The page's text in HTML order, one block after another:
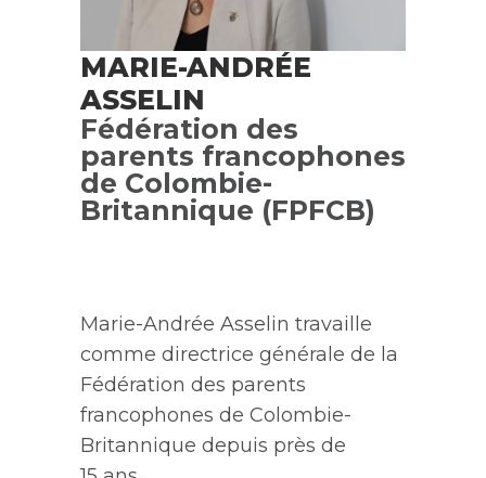
MARIE-ANDRÉE
ASSELIN
Fédération des
parents francophones
de Colombie-
Britannique (FPFCB)
Marie-Andrée Asselin travaille
comme directrice générale de la
Fédération des parents
francophones de Colombie-
Britannique depuis près de